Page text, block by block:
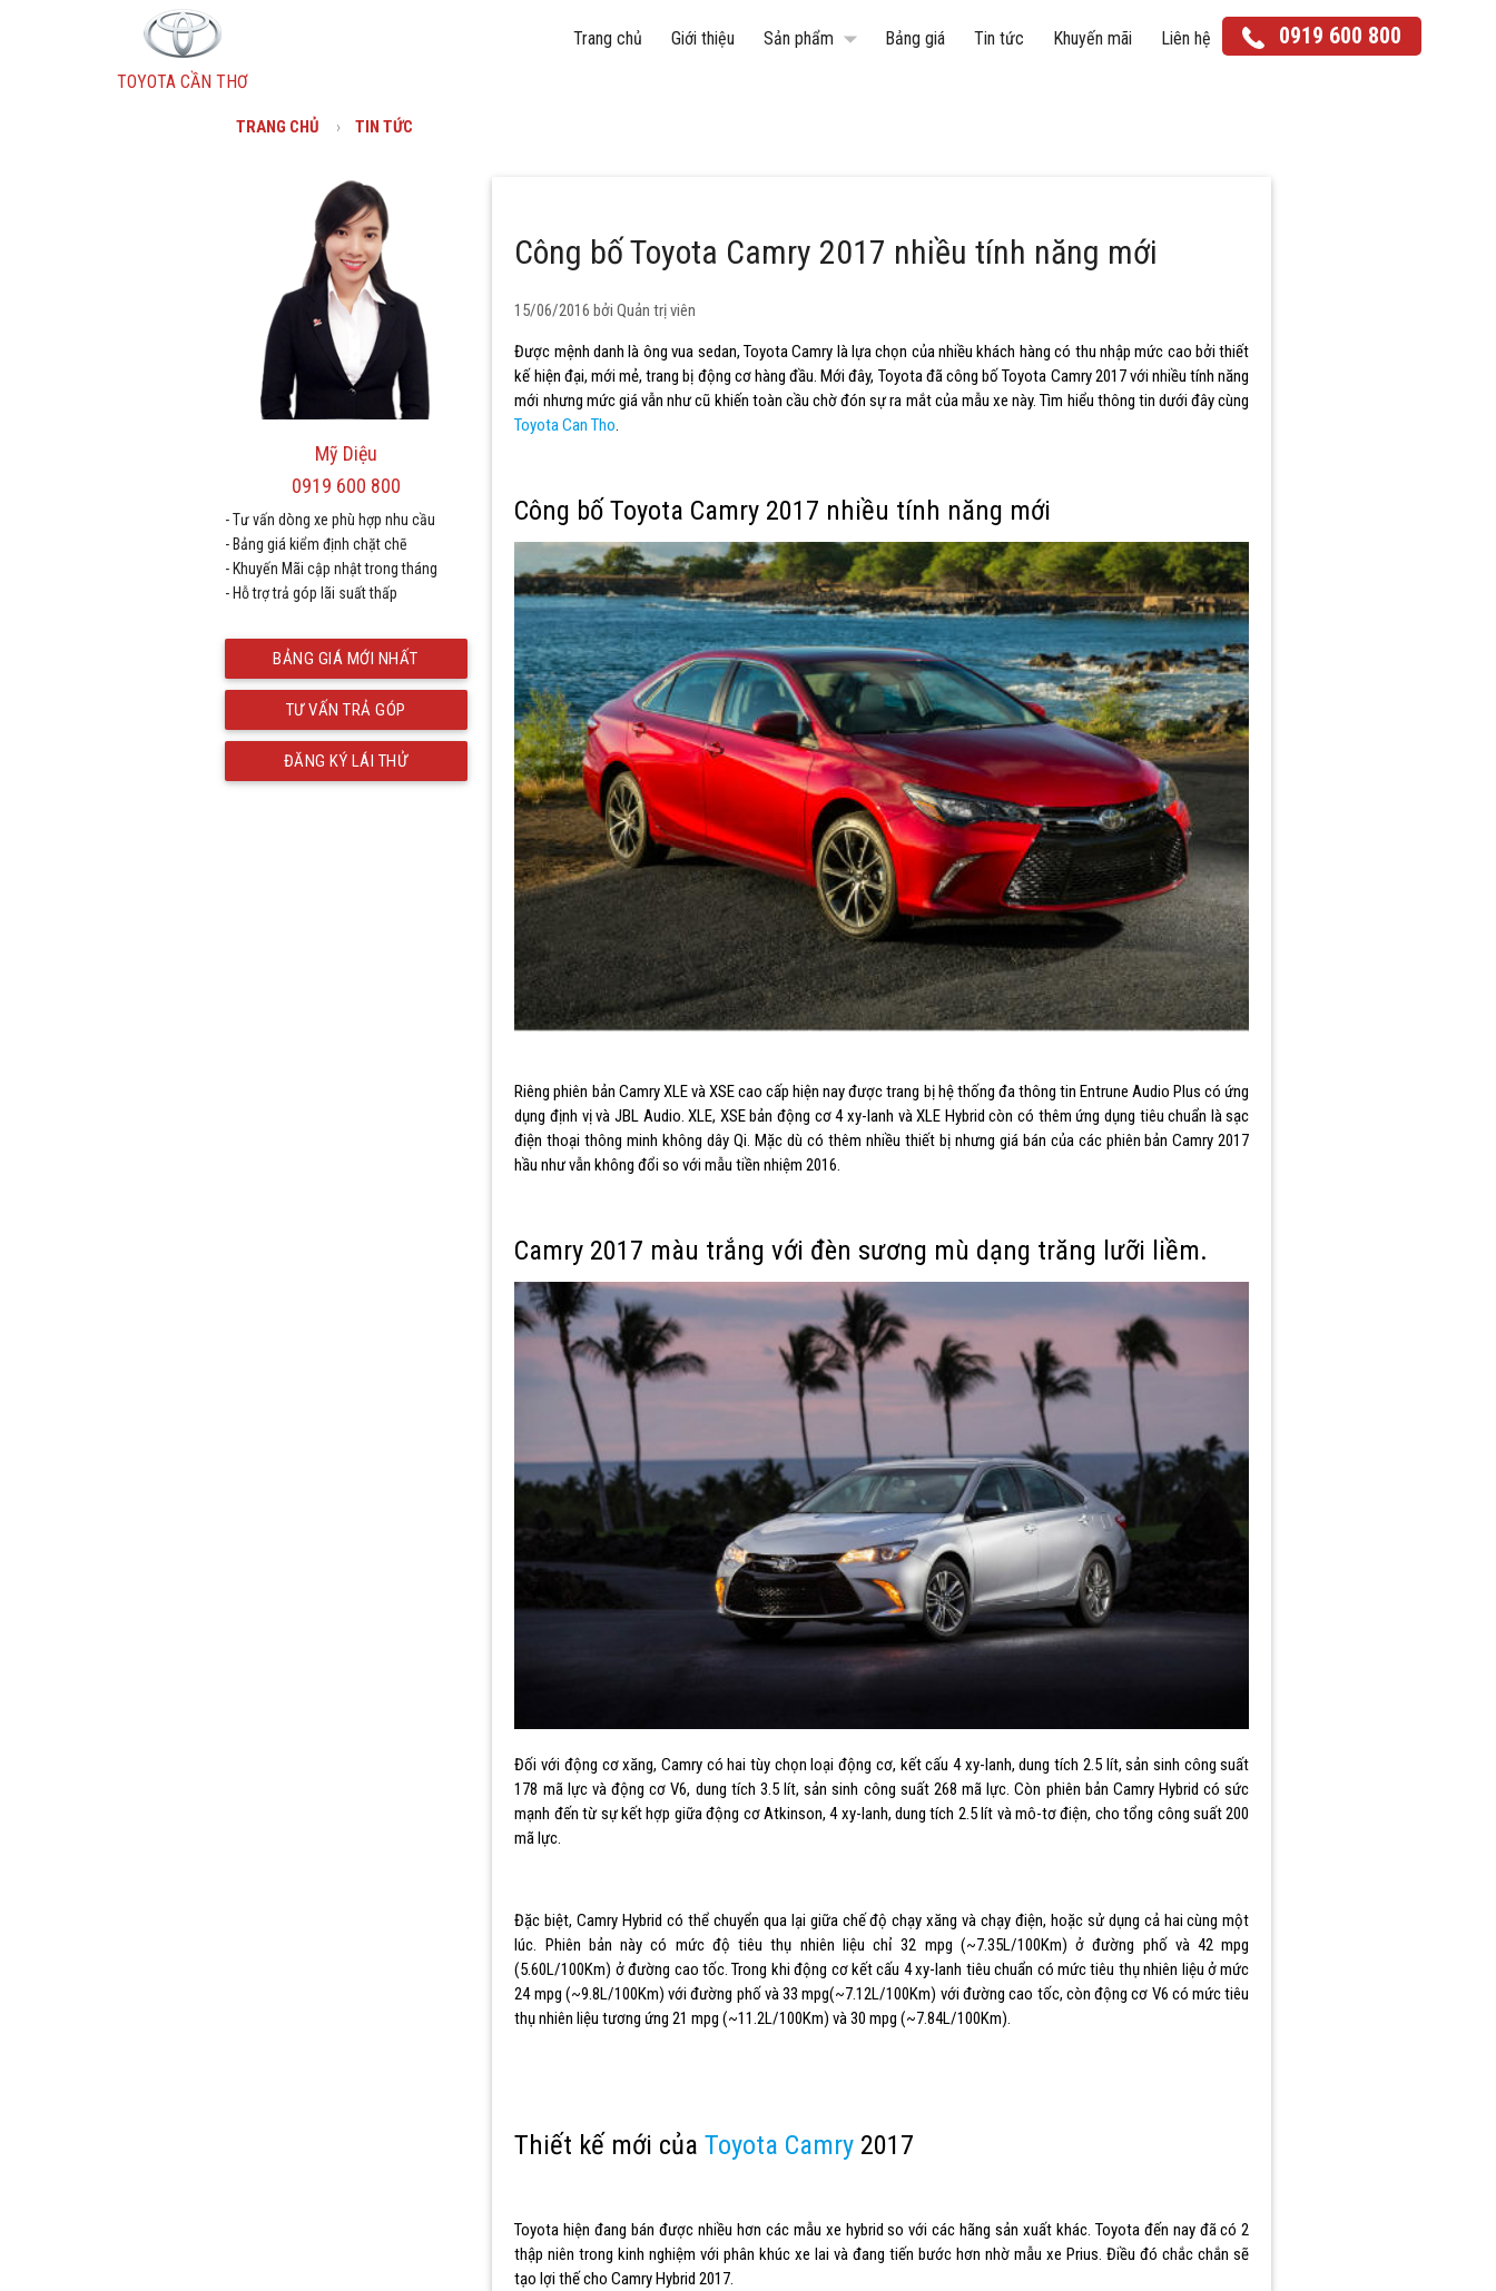
TOYOTA CẦN THƠ
0919 600 800
Trang chủ Giới thiệu Sản phẩm arrow_drop_down
Vios Corolla Altis Camry Raize Yaris Cross
Innova
Hilux
Bảng giá Tin tức Khuyến mãi Liên hệ
TRANG CHỦ TIN TỨC
Mỹ Diệu
0919 600 800
- Tư vấn dòng xe phù hợp nhu cầu
- Bảng giá kiểm định chặt chẽ
- Khuyến Mãi cập nhật trong tháng
- Hỗ trợ trả góp lãi suất thấp
BẢNG GIÁ MỚI NHẤT
TƯ VẤN TRẢ GÓP
ĐĂNG KÝ LÁI THỬ
Công bố Toyota Camry 2017 nhiều tính năng mới
15/06/2016 bởiQuản trị viên
Được mệnh danh là ông vua sedan, Toyota Camry là lựa chọn của nhiều khách hàng có thu nhập mức cao bởi thiết
kế hiện đại, mới mẻ, trang bị động cơ hàng đầu. Mới đây, Toyota đã công bố Toyota Camry 2017 với nhiều tính năng
mới nhưng mức giá vẫn như cũ khiến toàn cầu chờ đón sự ra mắt của mẫu xe này. Tìm hiểu thông tin dưới đây cùng
Toyota Can Tho.
Công bố Toyota Camry 2017 nhiều tính năng mới
Riêng phiên bản Camry XLE và XSE cao cấp hiện nay được trang bị hệ thống đa thông tin Entrune Audio Plus có ứng
dụng định vị và JBL Audio. XLE, XSE bản động cơ 4 xy-lanh và XLE Hybrid còn có thêm ứng dụng tiêu chuẩn là sạc
điện thoại thông minh không dây Qi. Mặc dù có thêm nhiều thiết bị nhưng giá bán của các phiên bản Camry 2017
hầu như vẫn không đổi so với mẫu tiền nhiệm 2016.
Camry 2017 màu trắng với đèn sương mù dạng trăng lưỡi liềm.
Đối với động cơ xăng, Camry có hai tùy chọn loại động cơ, kết cấu 4 xy-lanh, dung tích 2.5 lít, sản sinh công suất
178 mã lực và động cơ V6, dung tích 3.5 lít, sản sinh công suất 268 mã lực. Còn phiên bản Camry Hybrid có sức
mạnh đến từ sự kết hợp giữa động cơ Atkinson, 4 xy-lanh, dung tích 2.5 lít và mô-tơ điện, cho tổng công suất 200
mã lực.
Đặc biệt, Camry Hybrid có thể chuyển qua lại giữa chế độ chạy xăng và chạy điện, hoặc sử dụng cả hai cùng một
lúc. Phiên bản này có mức độ tiêu thụ nhiên liệu chỉ 32 mpg (~7.35L/100Km) ở đường phố và 42 mpg
(5.60L/100Km) ở đường cao tốc. Trong khi động cơ kết cấu 4 xy-lanh tiêu chuẩn có mức tiêu thụ nhiên liệu ở mức
24 mpg (~9.8L/100Km) với đường phố và 33 mpg(~7.12L/100Km) với đường cao tốc, còn động cơ V6 có mức tiêu
thụ nhiên liệu tương ứng 21 mpg (~11.2L/100Km) và 30 mpg (~7.84L/100Km).
Thiết kế mới củaToyota Camry 2017
Toyota hiện đang bán được nhiều hơn các mẫu xe hybrid so với các hãng sản xuất khác. Toyota đến nay đã có 2
thập niên trong kinh nghiệm với phân khúc xe lai và đang tiến bước hơn nhờ mẫu xe Prius. Điều đó chắc chắn sẽ
tạo lợi thế cho Camry Hybrid 2017.